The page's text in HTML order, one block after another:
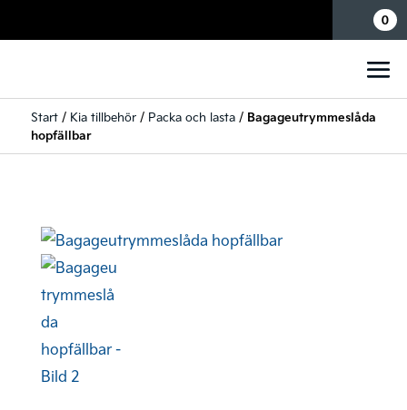
0
Start/ Kia tillbehör/ Packa och lasta/ Bagageutrymmeslåda
hopfällbar